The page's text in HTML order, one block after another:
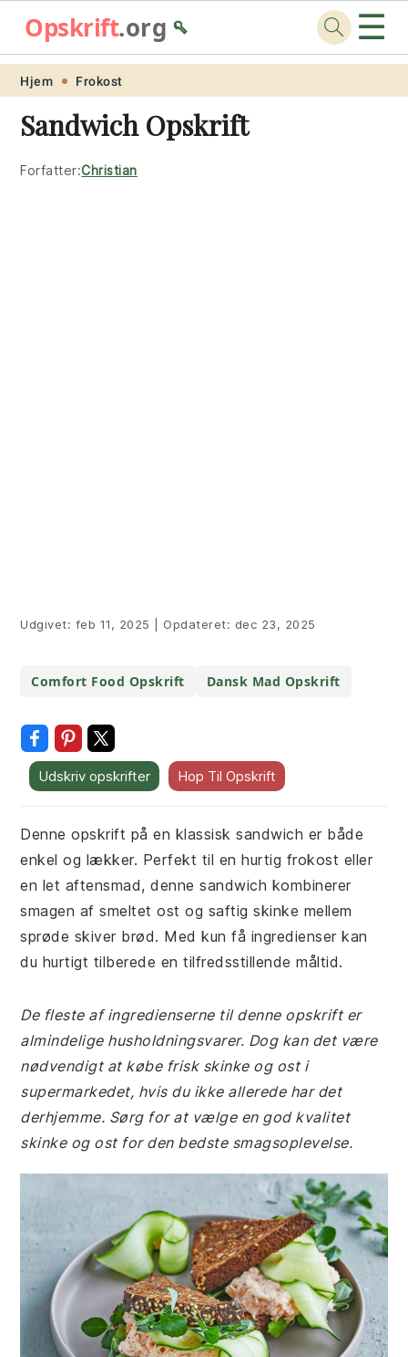
Skip
primary
navigation
Skip
main
content
Skip
primary
sidebar
Skip
footer
Opskrift.org🥄 ☰
Hjem Frokost
Sandwich Opskrift
Forfatter:Christian
Udgivet: feb 11, 2025 Opdateret: dec 23, 2025
Comfort Food Opskrift Dansk Mad Opskrift
Udskriv opskrifter Hop Til Opskrift
Denne opskrift på en klassisk sandwich er både
enkel og lækker. Perfekt til en hurtig frokost eller
en let aftensmad, denne sandwich kombinerer
smagen af smeltet ost og saftig skinke mellem
sprøde skiver brød. Med kun få ingredienser kan
du hurtigt tilberede en tilfredsstillende måltid.
De fleste af ingredienserne til denne opskrift er
almindelige husholdningsvarer. Dog kan det være
nødvendigt at købe frisk skinke og ost i
supermarkedet, hvis du ikke allerede har det
derhjemme. Sørg for at vælge en god kvalitet
skinke og ost for den bedste smagsoplevelse.